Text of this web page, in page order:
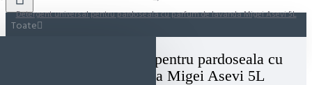
Toate
Detergent universal pentru pardoseala cu parfum de lavanda Migei Asevi 5L
Detergent universal pentru pardoseala cu
parfum de lavanda Migei Asevi 5L